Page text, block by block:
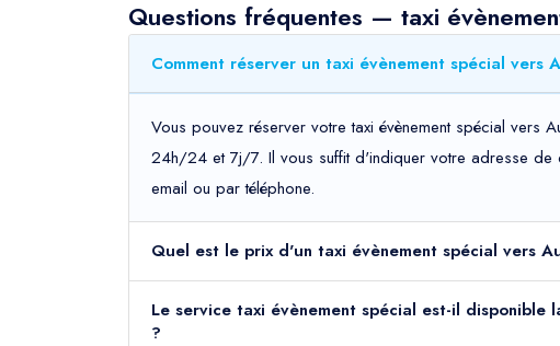
Questions fréquentes — taxi
Comment réserver un taxi évènement spécial
Vous pouvez réserver votre taxi évènement spécial vers
24h/24 et 7j/7. Il vous suffit d'indiquer votre adresse de
email ou par téléphone.
Quel est le prix d'un taxi évènement spécial vers
Le service taxi évènement spécial est-il
?